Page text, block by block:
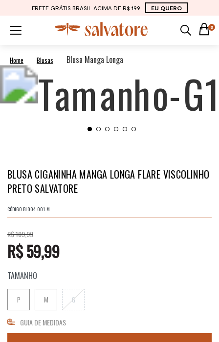
FRETE GRÁTIS BRASIL ACIMA DE R$ 199 EU QUERO
0
Blusas Blusa Manga Longa
BLUSA CIGANINHA MANGA LONGA FLARE VISCOLINHO
PRETO SALVATORE
CÓDIGO BL004-001-M
R$ 109,99
R$ 59,99
TAMANHO
P M G
GUIA DE MEDIDAS